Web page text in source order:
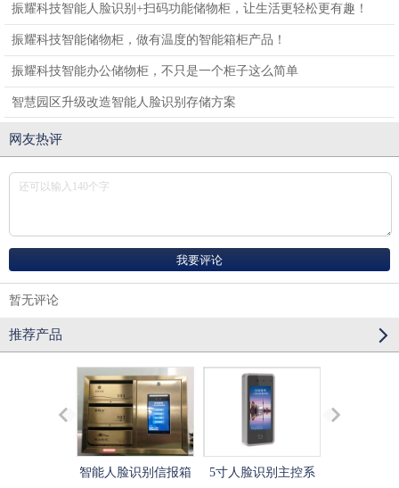
振耀科技智能人脸识别+扫码功能储物柜，让生活更轻松更有趣！
振耀科技智能储物柜，做有温度的智能箱柜产品！
振耀科技智能办公储物柜，不只是一个柜子这么简单
智慧园区升级改造智能人脸识别存储方案
网友热评
暂无评论
推荐产品
智能人脸识别信报箱 5寸人脸识别主控系